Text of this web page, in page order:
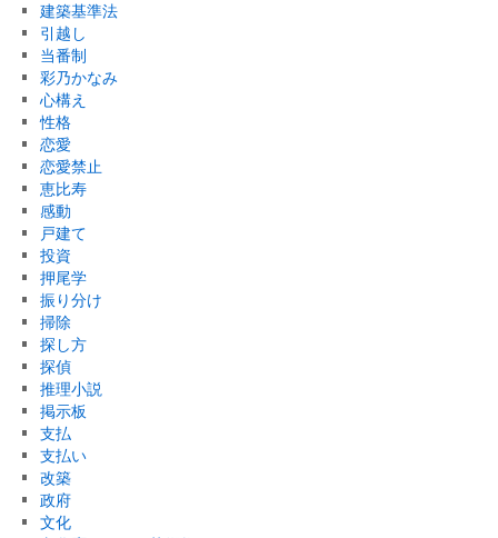
建築基準法
引越し
当番制
彩乃かなみ
心構え
性格
恋愛
恋愛禁止
恵比寿
感動
戸建て
投資
押尾学
振り分け
掃除
探し方
探偵
推理小説
掲示板
支払
支払い
改築
政府
文化